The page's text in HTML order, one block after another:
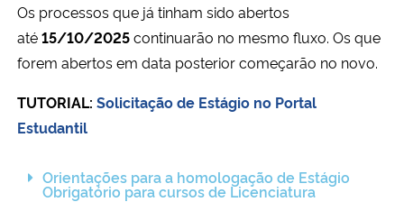
Ministério da Ciência, Tecnologia, Inovações e Comunicações
Ministério do Meio Ambiente
Ministério do Desenvolvimento Regional
Os processos que já tinham sido abertos
até15/10/2025continuarão no mesmo fluxo. Os que
forem abertos em data posterior começarão no novo.
TUTORIAL: Solicitação de Estágio no Portal
Estudantil
Orientações para a homologação de Estágio
Obrigatório para cursos de Licenciatura